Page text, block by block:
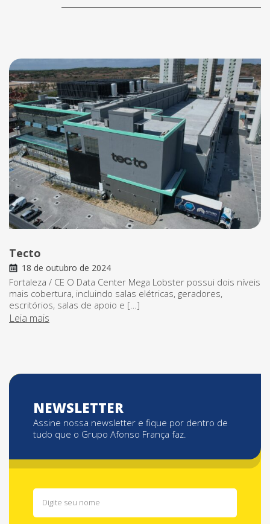
Tecto
18 de outubro de 2024
Fortaleza / CE O Data Center Mega Lobster possui dois níveis
mais cobertura, incluindo salas elétricas, geradores,
escritórios, salas de apoio e […]
Leia mais
NEWSLETTER
Assine nossa newsletter e fique por dentro de
tudo que o Grupo Afonso França faz.